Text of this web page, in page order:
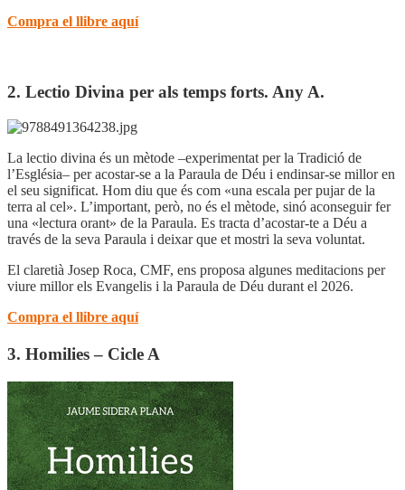
Compra el llibre aquí
2. Lectio Divina per als temps forts. Any A.
La lectio divina és un mètode –experimentat per la Tradició de
l’Església– per acostar-se a la Paraula de Déu i endinsar-se millor en
el seu significat. Hom diu que és com «una escala per pujar de la
terra al cel». L’important, però, no és el mètode, sinó aconseguir fer
una «lectura orant» de la Paraula. Es tracta d’acostar-te a Déu a
través de la seva Paraula i deixar que et mostri la seva voluntat.
El claretià Josep Roca, CMF, ens proposa algunes meditacions per
viure millor els Evangelis i la Paraula de Déu durant el 2026.
Compra el llibre aquí
3. Homilies – Cicle A